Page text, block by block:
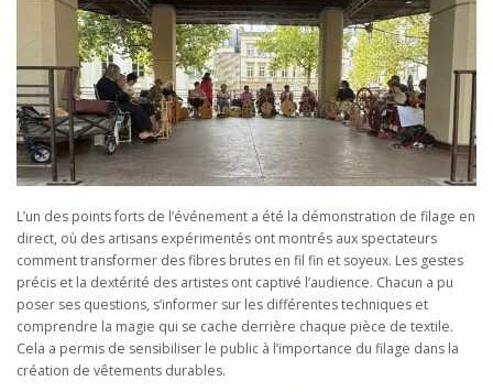
L’un des points forts de l’événement a été la démonstration de filage en
direct, où des artisans expérimentés ont montrés aux spectateurs
comment transformer des fibres brutes en fil fin et soyeux. Les gestes
précis et la dextérité des artistes ont captivé l’audience. Chacun a pu
poser ses questions, s’informer sur les différentes techniques et
comprendre la magie qui se cache derrière chaque pièce de textile.
Cela a permis de sensibiliser le public à l’importance du filage dans la
création de vêtements durables.